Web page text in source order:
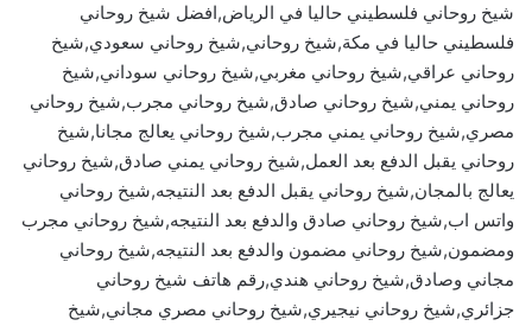
شيخ روحاني فلسطيني حاليا في الرياض,افضل شيخ روحاني
فلسطيني حاليا في مكة,شيخ روحاني,شيخ روحاني سعودي,شيخ
روحاني عراقي,شيخ روحاني مغربي,شيخ روحاني سوداني,شيخ
روحاني يمني,شيخ روحاني صادق,شيخ روحاني مجرب,شيخ روحاني
مصري,شيخ روحاني يمني مجرب,شيخ روحاني يعالج مجانا,شيخ
روحاني يقبل الدفع بعد العمل,شيخ روحاني يمني صادق,شيخ روحاني
يعالج بالمجان,شيخ روحاني يقبل الدفع بعد النتيجه,شيخ روحاني
واتس اب,شيخ روحاني صادق والدفع بعد النتيجه,شيخ روحاني مجرب
ومضمون,شيخ روحاني مضمون والدفع بعد النتيجه,شيخ روحاني
مجاني وصادق,شيخ روحاني هندي,رقم هاتف شيخ روحاني
جزائري,شيخ روحاني نيجيري,شيخ روحاني مصري مجاني,شيخ